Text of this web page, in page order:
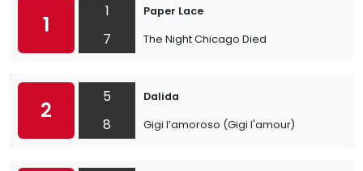
1
1
7
Paper Lace
The Night Chicago Died
2
5
8
Dalida
Gigi l’amoroso (Gigi l'amour)